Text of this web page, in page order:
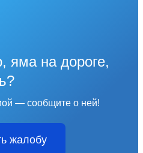
яма на дороге,
— сообщите о ней!
жалобу